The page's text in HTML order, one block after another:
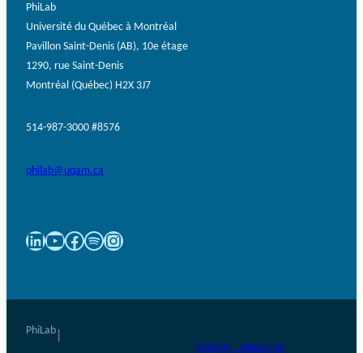
PhiLab
Université du Québec à Montréal
Pavillon Saint-Denis (AB), 10e étage
1290, rue Saint-Denis
Montréal (Québec) H2X 3J7
514-987-3000 #8576
philab@uqam.ca
LinkedIn YouTube Facebook Spotify Instagram
PhiLab
UQAM – Université